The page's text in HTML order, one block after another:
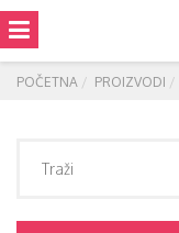
POČETNA PROIZVODI